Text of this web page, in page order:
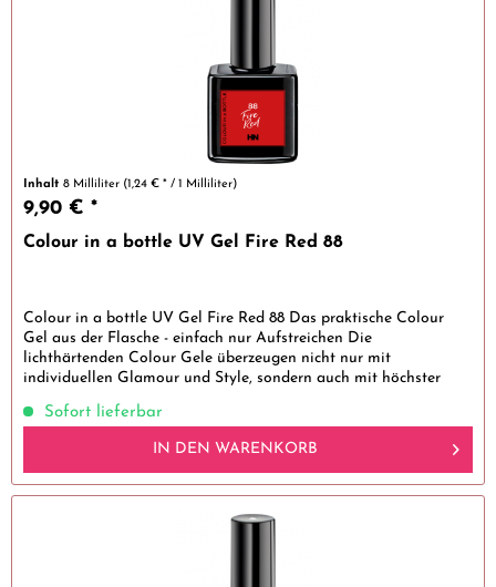
Inhalt8 Milliliter (1,24 € * / 1 Milliliter)
9,90 € *
Colour in a bottle UV Gel Fire Red 88
Colour in a bottle UV Gel Fire Red 88 Das praktische Colour
Gel aus der Flasche - einfach nur Aufstreichen Die
lichthärtenden Colour Gele überzeugen nicht nur mit
individuellen Glamour und Style, sondern auch mit höchster
Sofort lieferbar
IN DEN WARENKORB